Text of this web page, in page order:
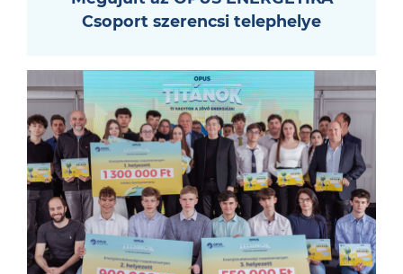
Csoport szerencsi telephelye